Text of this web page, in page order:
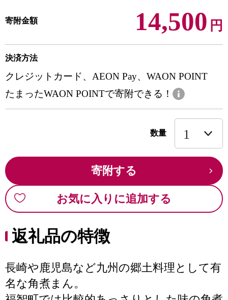
寄附金額 14,500 円
決済方法
クレジットカード、AEON Pay、WAON POINT
たまったWAON POINTで寄附できる！
数量
寄附する
お気に入りに追加する
返礼品の特徴
長崎や鹿児島など九州の郷土料理として有
名な角煮まん。